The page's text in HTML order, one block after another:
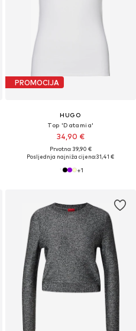
PROMOCIJA
HUGO
Top 'Datamia'
34,90 €
Prvotno: 39,90 €
Posljednja najniža cijena:31,41 €
+1